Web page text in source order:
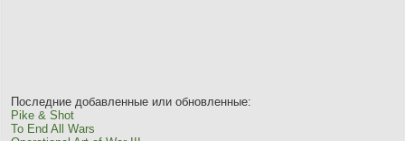
Последние добавленные или обновленные:
Pike & Shot
To End All Wars